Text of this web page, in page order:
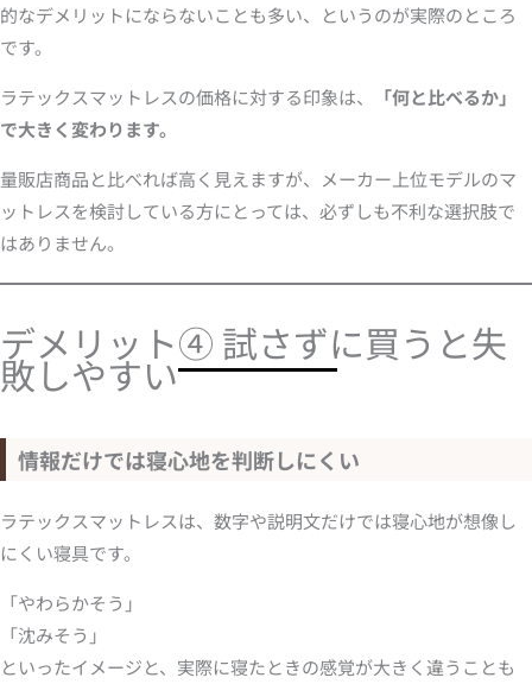
的なデメリットにならないことも多い、というのが実際のところ
です。
ラテックスマットレスの価格に対する印象は、
「何と比べるか」
で大きく変わります。
量販店商品と比べれば高く見えますが、メーカー上位モデルのマ
ットレスを検討している方にとっては、必ずしも不利な選択肢で
はありません。
デメリット④ 試さずに買うと失
敗しやすい
情報だけでは寝心地を判断しにくい
ラテックスマットレスは、数字や説明文だけでは寝心地が想像し
にくい寝具です。
「やわらかそう」
「沈みそう」
といったイメージと、実際に寝たときの感覚が大きく違うことも